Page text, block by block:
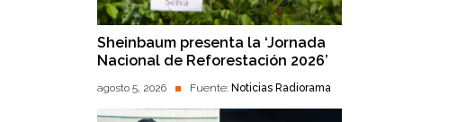
Sheinbaum presenta la ‘Jornada
Nacional de Reforestación 2026’
agosto 5, 2026 Fuente: Noticias Radiorama